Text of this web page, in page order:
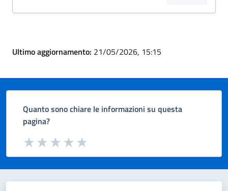
Ultimo aggiornamento: 21/05/2026, 15:15
Quanto sono chiare le informazioni su questa
pagina?
Valuta da 1 a 5 stelle la pagina
Valuta 5 stelle su 5
Valuta 4 stelle su 5
Valuta 3 stelle su 5
Valuta 2 stelle su 5
Valuta 1 stelle su 5